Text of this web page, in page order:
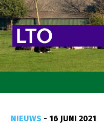
NIEUWS - 16 JUNI 2021